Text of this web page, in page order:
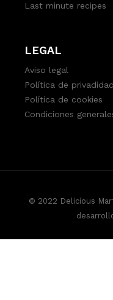
Last minute recipes
LEGAL
Aviso legal
Política de privadidad
Política de cookies
Condiciones
© 2022 Delicious